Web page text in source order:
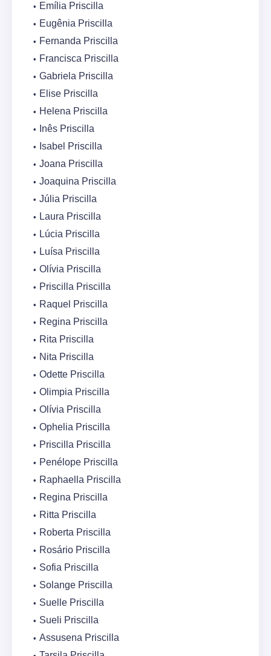
Emília Priscilla
Eugênia Priscilla
Fernanda Priscilla
Francisca Priscilla
Gabriela Priscilla
Elise Priscilla
Helena Priscilla
Inês Priscilla
Isabel Priscilla
Joana Priscilla
Joaquina Priscilla
Júlia Priscilla
Laura Priscilla
Lúcia Priscilla
Luísa Priscilla
Olívia Priscilla
Priscilla Priscilla
Raquel Priscilla
Regina Priscilla
Rita Priscilla
Nita Priscilla
Odette Priscilla
Olimpia Priscilla
Olívia Priscilla
Ophelia Priscilla
Priscilla Priscilla
Penélope Priscilla
Raphaella Priscilla
Regina Priscilla
Ritta Priscilla
Roberta Priscilla
Rosário Priscilla
Sofia Priscilla
Solange Priscilla
Suelle Priscilla
Sueli Priscilla
Assusena Priscilla